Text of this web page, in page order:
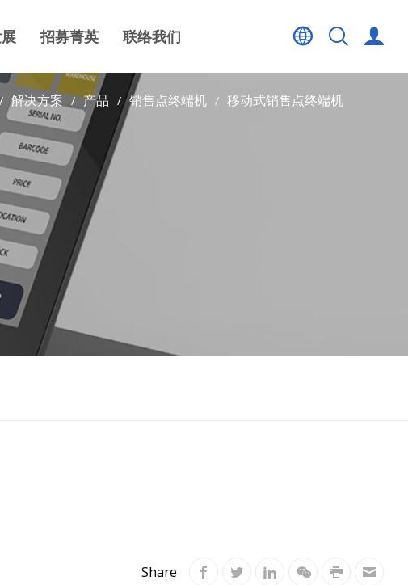
招募菁英 联络我们
解决方案 产品 销售点终端机 移动式销售点终端机
Share